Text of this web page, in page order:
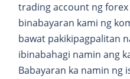
trading account ng
binabayaran kami ng
bawat pakikipagpalitan
ibinabahagi namin ang
Babayaran ka namin ng